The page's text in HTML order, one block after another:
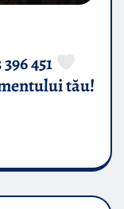
451
tău!